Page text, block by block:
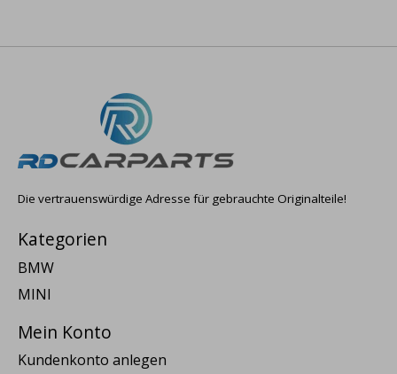
Die vertrauenswürdige Adresse für gebrauchte Originalteile!
Kategorien
BMW
MINI
Mein Konto
Kundenkonto anlegen